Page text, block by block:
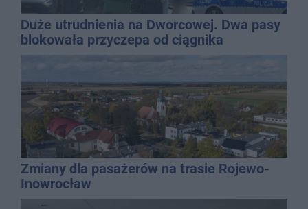
Duże utrudnienia na Dworcowej. Dwa pasy
blokowała przyczepa od ciągnika
Zmiany dla pasażerów na trasie Rojewo-
Inowrocław